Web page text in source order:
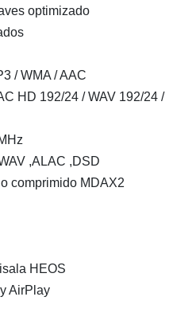
optimizado
/ WMA / AAC
HD 192/24 / WAV 192/24 /
,ALAC ,DSD
comprimido MDAX2
HEOS
AirPlay